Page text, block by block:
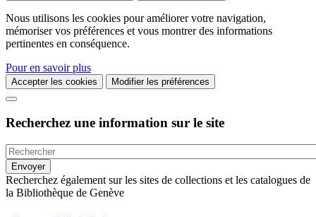
Nous utilisons les cookies pour améliorer votre navigation,
mémoriser vos préférences et vous montrer des informations
pertinentes en conséquence.
Pour en savoir plus
Accepter les cookies Modifier les préférences
Recherchez une information sur le site
Recherchez également sur les sites de collections et les catalogues de
la Bibliothèque de Genève